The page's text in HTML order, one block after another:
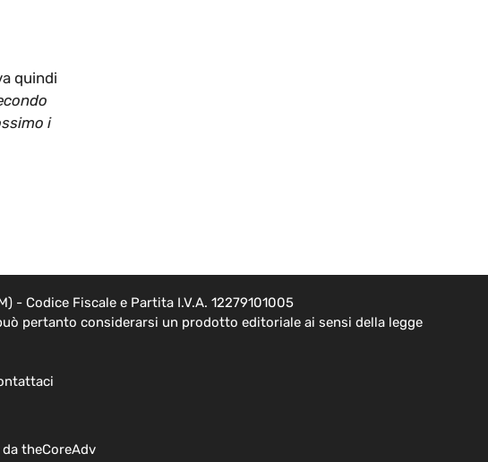
quindi
i
- Codice Fiscale e Partita I.V.A. 12279101005
pertanto considerarsi un prodotto editoriale ai sensi della legge
theCoreAdv